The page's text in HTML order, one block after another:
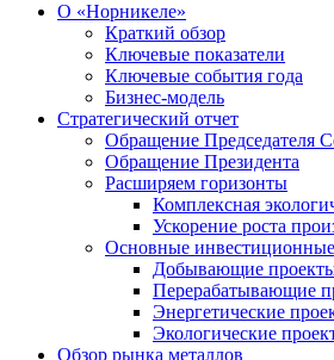
О «Норникеле»
Краткий обзор
Ключевые показатели
Ключевые события года
Бизнес-модель
Стратегический отчет
Обращение Председателя
Обращение Президента
Расширяем горизонты
Комплексная
Ускорение роста
Основные
Добывающие
Перерабатывающие
Энергетические
Экологические
Обзор рынка металлов